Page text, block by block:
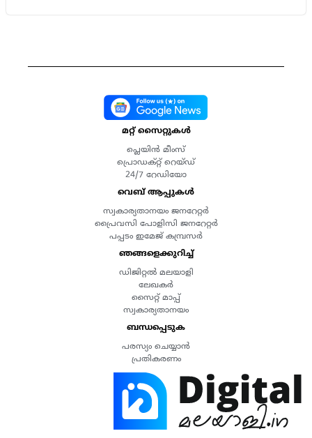
മറ്റ് സൈറ്റുകൾ
പ്ലെയിൻ മീംസ്
പ്രൊഡക്റ്റ് റെയ്ഡ്
24/7 റേഡിയോ
വെബ് ആപ്പുകൾ
സ്വകാര്യതാനയം ജനറേറ്റർ
പ്രൈവസി പോളിസി ജനറേറ്റർ
പപ്പടം ഇമേജ് കമ്പ്രസർ
ഞങ്ങളെക്കുറിച്ച്
ഡിജിറ്റൽ മലയാളി
ലേഖകർ
സൈറ്റ് മാപ്പ്
സ്വകാര്യതാനയം
ബന്ധപ്പെടുക
പരസ്യം ചെയ്യാൻ
പ്രതികരണം